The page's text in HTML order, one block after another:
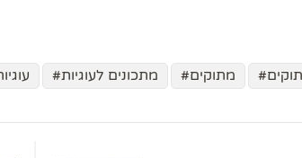
מתוקים מתכונים לעוגיות